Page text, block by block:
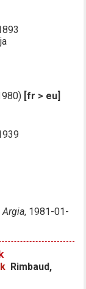
[fr > eu]
Argia, 1981-01-
Rimbaud,